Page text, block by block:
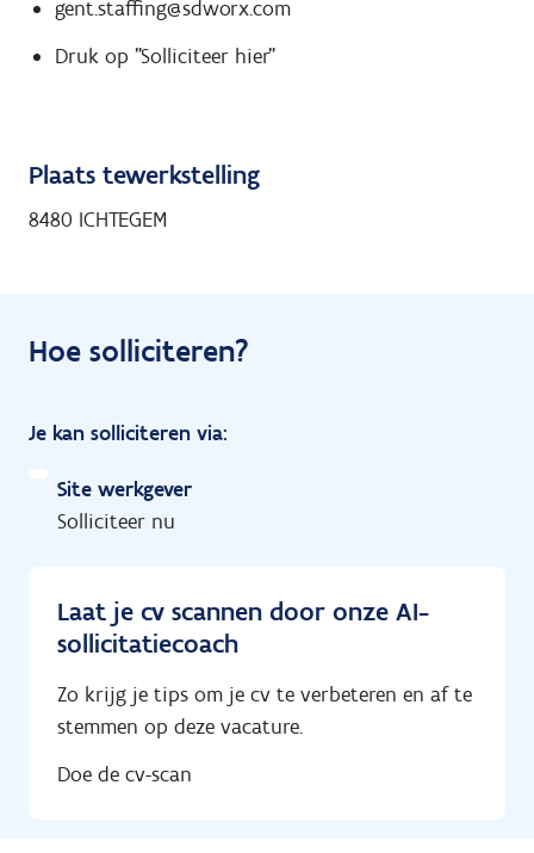
gent.staffing@sdworx.com
Druk op "Solliciteer hier"
Plaats tewerkstelling
8480 ICHTEGEM
Hoe solliciteren?
Je kan solliciteren via:
Site werkgever
Solliciteer nu
Laat je cv scannen door onze AI-
sollicitatiecoach
Zo krijg je tips om je cv te verbeteren en af te
stemmen op deze vacature.
Doe de cv-scan